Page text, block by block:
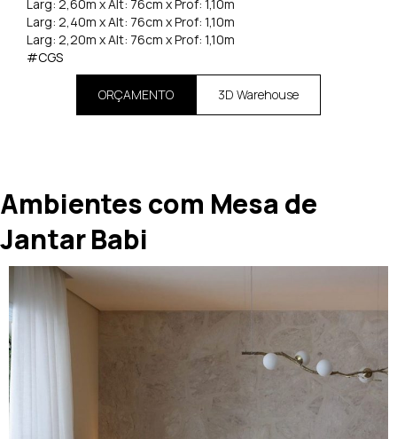
Larg: 2,60m x Alt: 76cm x Prof: 1,10m
Larg: 2,40m x Alt: 76cm x Prof: 1,10m
Larg: 2,20m x Alt: 76cm x Prof: 1,10m
#CGS
ORÇAMENTO 3D Warehouse
Ambientes com Mesa de
Jantar Babi